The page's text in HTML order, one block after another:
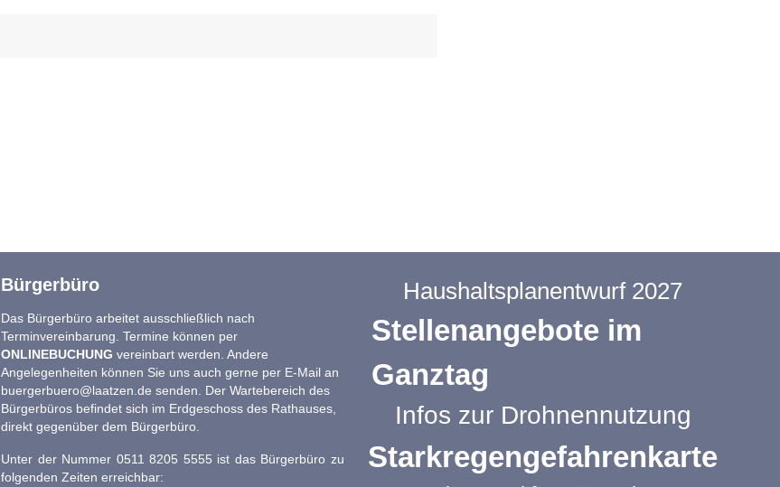
Bürgerbüro
Das Bürgerbüro arbeitet ausschließlich nach
Terminvereinbarung. Termine können per
ONLINEBUCHUNG vereinbart werden. Andere
Angelegenheiten können Sie uns auch gerne per E-Mail an
buergerbuero@laatzen.de senden. Der Wartebereich des
Bürgerbüros befindet sich im Erdgeschoss des Rathauses,
direkt gegenüber dem Bürgerbüro.
Unter der Nummer 0511 8205 5555 ist das Bürgerbüro zu
folgenden Zeiten erreichbar:
Haushaltsplanentwurf 2027
Stellenangebote im
Ganztag
Infos zur Drohnennutzung
Starkregengefahrenkarte